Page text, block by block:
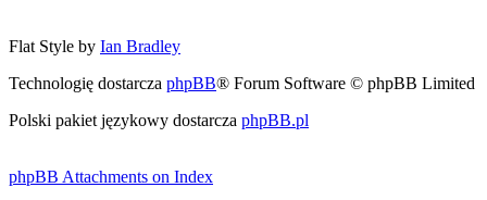
Flat Style by Ian Bradley
Technologię dostarcza phpBB® Forum Software © phpBB Limited
Polski pakiet językowy dostarcza phpBB.pl
phpBB Attachments on Index